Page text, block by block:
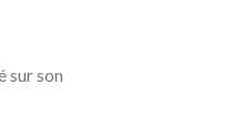
sur son